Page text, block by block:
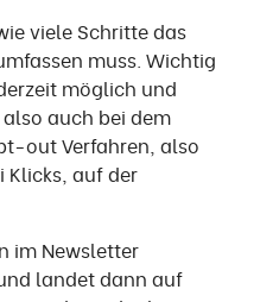
viele Schritte das
muss. Wichtig
möglich und
auch bei dem
out Verfahren, also
Klicks, auf der
im Newsletter
landet dann auf